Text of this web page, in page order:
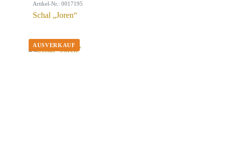
Artikel-Nr.: 0017195
Schal „Joren“